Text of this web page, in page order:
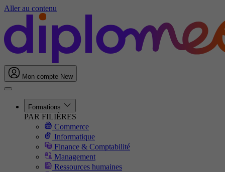
Aller au contenu
Mon compte New
Formations
PAR FILIÈRES
Commerce
Informatique
Finance & Comptabilité
Management
Ressources humaines